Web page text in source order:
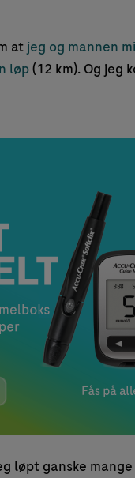
at jeg og mannen
løp(12 km). Og jeg
løpt ganske